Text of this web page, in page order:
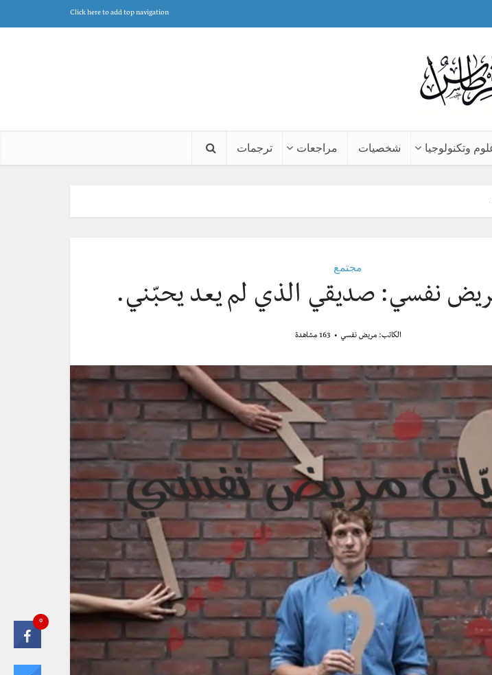
Click here to add top navigation
وتكنولوجيا شخصيات مراجعات ترجمات
مجتمع
نفسي: صديقي الذي لم يعد يحبّني.
الكاتب:مريض نفسي 163 مشاهدة
0